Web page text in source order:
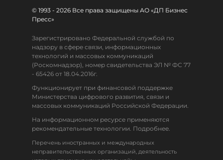
© 1993 - 2026 Все права защищены АО «ДП Бизнес
Пресс»
Зарегистрировано Федеральной службой по
надзору в сфере связи, информационных
технологий и массовых коммуникаций
(Роскомнадзор), номер свидетельства ЭЛ № ФС 77
- 65426 от 18.04.2016г.
Функционирует при финансовой поддержке
Министерства цифрового развития, связи и
массовых коммуникаций Российской Федерации.
На информационном ресурсе применяются
рекомендательные технологии. Подробнее.
Перечень иностранных и международных
неправительственных организаций, деятельность